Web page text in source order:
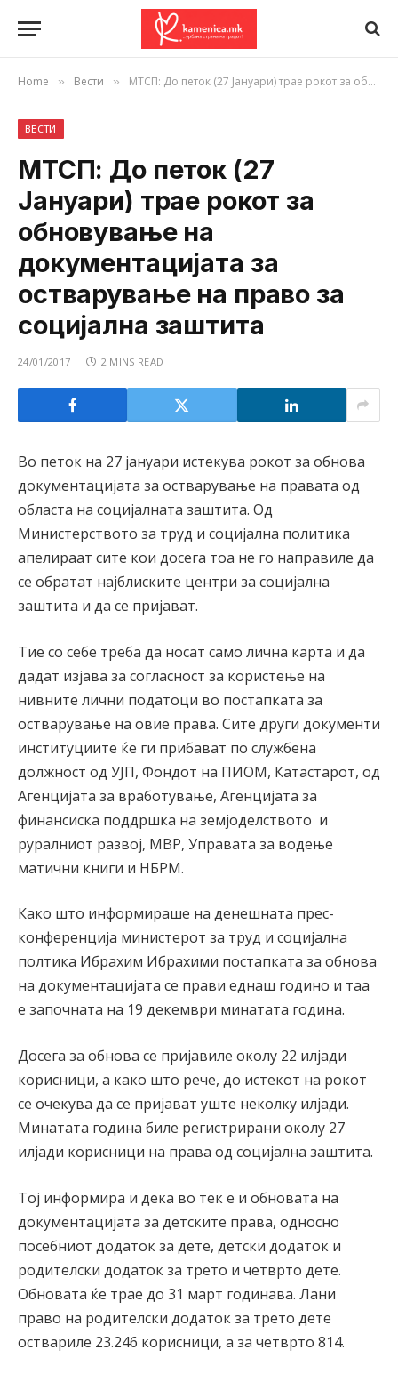
Home » Вести » МТСП: До петок (27 Јануари) трае рокот за обновување на документацијата за остварување на право за социјална заштита
ВЕСТИ
МТСП: До петок (27
Јануари) трае рокот за
обновување на
документацијата за
остварување на право за
социјална заштита
24/01/2017 2 MINS READ
Во петок на 27 јануари истекува рокот за обнова
документацијата за остварување на правата од
областа на социјалната заштита. Од
Министерството за труд и социјална политика
апелираат сите кои досега тоа не го направиле да
се обратат најблиските центри за социјална
заштита и да се пријават.
Тие со себе треба да носат само лична карта и да
дадат изјава за согласност за користење на
нивните лични податоци во постапката за
остварување на овие права. Сите други документи
институциите ќе ги прибават по службена
должност од УЈП, Фондот на ПИОМ, Катастарот, од
Агенцијата за вработување, Агенцијата за
финансиска поддршка на земјоделството и
руралниот развој, МВР, Управата за водење
матични книги и НБРМ.
Како што информираше на денешната прес-
конференција министерот за труд и социјална
полтика Ибрахим Ибрахими постапката за обнова
на документацијата се прави еднаш годино и таа
е започната на 19 декември минатата година.
Досега за обнова се пријавиле околу 22 илјади
корисници, а како што рече, до истекот на рокот
се очекува да се пријават уште неколку илјади.
Минатата година биле регистрирани околу 27
илјади корисници на права од социјална заштита.
Тој информира и дека во тек е и обновата на
документацијата за детските права, односно
посебниот додаток за дете, детски додаток и
родителски додаток за трето и четврто дете.
Обновата ќе трае до 31 март годинава. Лани
право на родителски додаток за трето дете
оствариле 23.246 корисници, а за четврто 814.